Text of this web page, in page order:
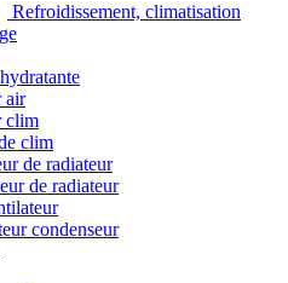
Refroidissement, climatisation
air
clim
clim
de radiateur
de radiateur
condenseur